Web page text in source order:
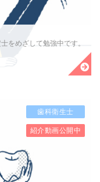
をめざして勉強中です。
歯科衛生士
紹介動画公開中